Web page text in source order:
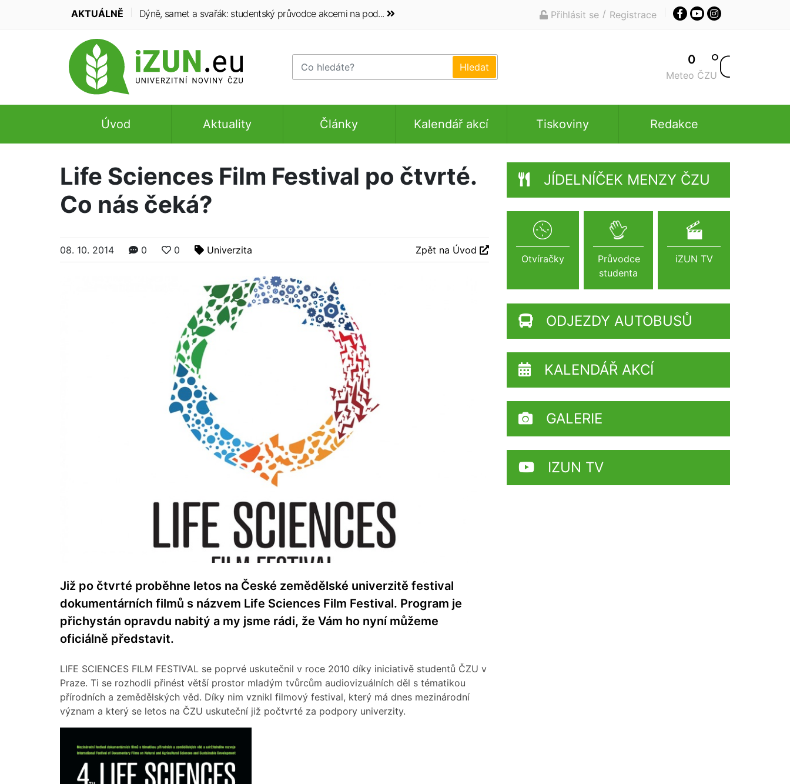
AKTUÁLNĚ Dýně, samet a svařák: studentský průvodce akcemi na pod... Přihlásit se / Registrace
0
Meteo ČZU
Úvod Aktuality Články Kalendář akcí Tiskoviny Redakce
Life Sciences Film Festival po čtvrté.
Co nás čeká?
08. 10. 2014 0 0 Univerzita Zpět na Úvod
Již po čtvrté proběhne letos na České zemědělské univerzitě festival
dokumentárních filmů s názvem Life Sciences Film Festival. Program je
přichystán opravdu nabitý a my jsme rádi, že Vám ho nyní můžeme
oficiálně představit.
LIFE SCIENCES FILM FESTIVAL se poprvé uskutečnil v roce 2010 díky iniciativě studentů ČZU v
Praze. Ti se rozhodli přinést větší prostor mladým tvůrcům audiovizuálních děl s tématikou
přírodních a zemědělských věd. Díky nim vznikl filmový festival, který má dnes mezinárodní
význam a který se letos na ČZU uskuteční již počtvrté za podpory univerzity.
JÍDELNÍČEK MENZY ČZU
Otvíračky
Průvodce
studenta
iZUN TV
ODJEZDY AUTOBUSŮ
KALENDÁŘ AKCÍ
GALERIE
IZUN TV